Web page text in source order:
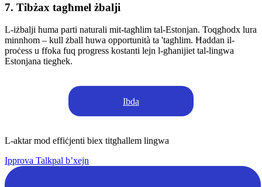
7. Tibżax tagħmel żbalji
L-iżbalji huma parti naturali mit-tagħlim tal-Estonjan. Toqgħodx lura
minnhom – kull żball huwa opportunità ta 'tagħlim. Ħaddan il-
proċess u ffoka fuq progress kostanti lejn l-għanijiet tal-lingwa
Estonjana tiegħek.
Ibda
L-aktar mod effiċjenti biex titgħallem lingwa
Ipprova Talkpal b’xejn